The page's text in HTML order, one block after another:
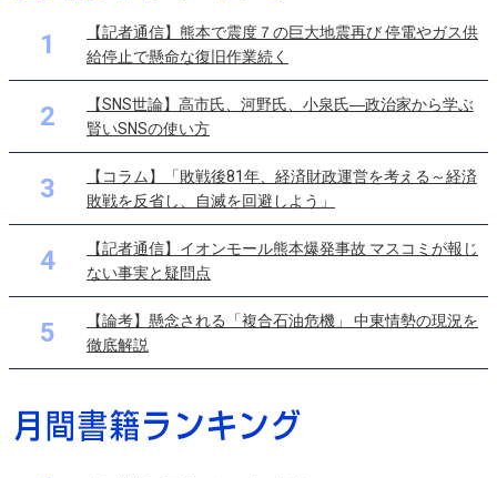
1
【記者通信】熊本で震度７の巨大地震再び 停電やガス供
給停止で懸命な復旧作業続く
2
【SNS世論】高市氏、河野氏、小泉氏―政治家から学ぶ
賢いSNSの使い方
3
【コラム】「敗戦後81年、経済財政運営を考える～経済
敗戦を反省し、自滅を回避しよう」
4
【記者通信】イオンモール熊本爆発事故 マスコミが報じ
ない事実と疑問点
5
【論考】懸念される「複合石油危機」 中東情勢の現況を
徹底解説